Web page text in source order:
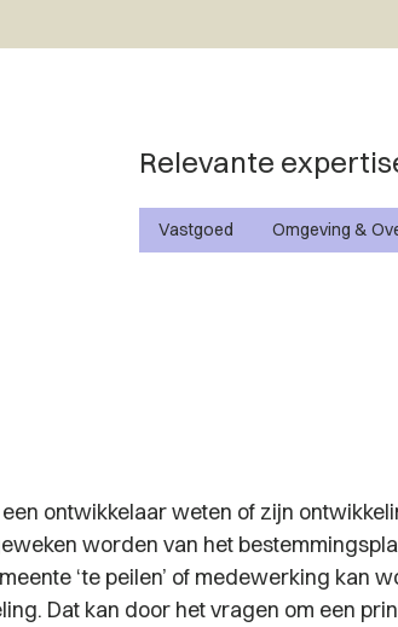
Relevante
Vastgoed Omgeving &
ontwikkelaar weten of zijn
worden van het
‘te peilen’ of medewerking kan
Dat kan door het vragen om een